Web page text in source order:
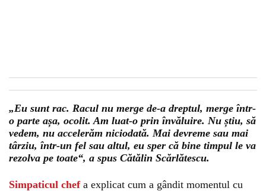
„Eu sunt rac. Racul nu merge de-a dreptul, merge într-
o parte așa, ocolit. Am luat-o prin învăluire. Nu știu, să
vedem, nu accelerăm niciodată. Mai devreme sau mai
târziu, într-un fel sau altul, eu sper că bine timpul le va
rezolva pe toate“, a spus Cătălin Scărlătescu.
Simpaticul chefa explicat cum a gândit momentul cu